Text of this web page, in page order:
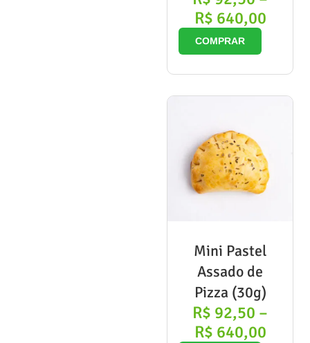
R$ 640,00
COMPRAR
Mini Pastel
Assado de
Pizza (30g)
R$ 92,50 –
R$ 640,00